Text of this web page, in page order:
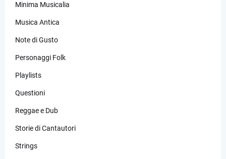
Minima Musicalia
Musica Antica
Note di Gusto
Personaggi Folk
Playlists
Questioni
Reggae e Dub
Storie di Cantautori
Strings